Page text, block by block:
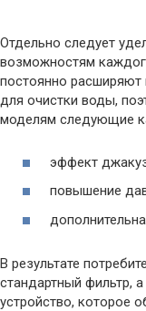
Отдельно следует
возможностям
постоянно расширяют
для очистки воды,
моделям следующие
эффект
повышение
В результате
стандартный фильтр,
устройство, которое